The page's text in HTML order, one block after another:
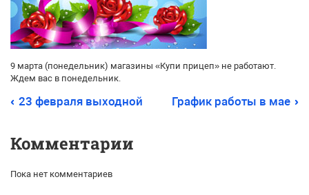
9 марта (понедельник) магазины «Купи прицеп» не работают.
Ждем вас в понедельник.
23 февраля выходной График работы в мае
Комментарии
Пока нет комментариев